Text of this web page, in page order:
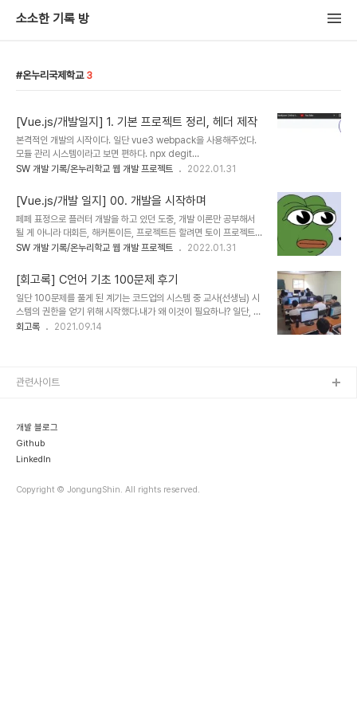
소소한 기록 방
온누리국제학교 3
[Vue.js/개발일지] 1. 기본 프로젝트 정리, 헤더 제작
본격적인 개발의 시작이다. 일단 vue3 webpack을 사용해주었다.
모듈 관리 시스템이라고 보면 편하다. npx degit
ParkYoungWoong/vue3-webpack-template#eslint 이름
왔다. eslint 설정이 깔끔해서 사용한다. webpack 내에 있는 의존성
패키지는 다음과 같다. "devDependencies": {
"@babel/core": "^7.13.10", "@babel/plugin-transform-
runtime": "^7.13.10", "@babel/preset-env": "^7.13.10",
"@vue/compiler-sfc": "^3.0.11", "autoprefixer": "^10.2.5",
SW 개발 기록/온누리학교 웹 개발 프로젝트 2022.01.31
[Vue.js/개발 일지] 00. 개발을 시작하며
페페 표정으로 플러터 개발을 하고 있던 도중, 개발 이론만 공부해서
될 게 아니라 대회든, 해커톤이든, 프로젝트든 할려면 토이 프로젝트를
계속 해봐야 진짜 실력이 늘 거 같아서 플러터로 앱도 만들어보고, 웹
개발 해야 할 것이 존재하였고.. 바로 내가 졸업한 온누리 국제 학교이
다. 문제가 많은 웹 페이지인 것을 알 수있는데 디자인은 그래도 당시
에 템플릿? 같은걸 구매해서 사용 한 것 같아서 괜찮지만, 일단 관리를
하는 사람이 없다는 것이 첫번째 문제이고, 백엔드 차원에서 관리 하는
사람도 누군지 모르겠고.. 그냥 사용자도 없고 취약점은 많은 사이트였
SW 개발 기록/온누리학교 웹 개발 프로젝트 2022.01.31
[회고록] C언어 기초 100문제 후기
일단 100문제를 풀게 된 계기는 코드업의 시스템 중 교사(선생님) 시
스템의 권한을 얻기 위해 시작했다.내가 왜 이것이 필요하나? 일단, 기
본적으로 우리나라에서 아마 가장 많이 쓰이는 백준 온라인 저지
질문한다면, 현재 온누리 국제 학교 (아카데미)에서 컴퓨터 교사로 알
학교가 우리나라 정규..
회고록 2021.09.14
개발 블로그
Github
LinkedIn
Copyright © JongungShin. All rights reserved.
관련사이트